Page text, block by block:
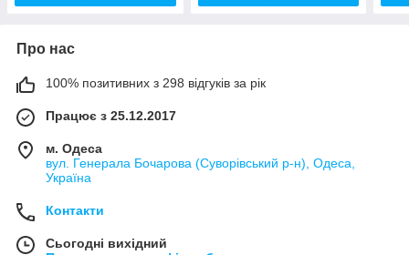
Про нас
100% позитивних з 298 відгуків за рік
Працює з 25.12.2017
м. Одеса
вул. Генерала Бочарова (Суворівський р-н), Одеса,
Україна
Контакти
Сьогодні вихідний